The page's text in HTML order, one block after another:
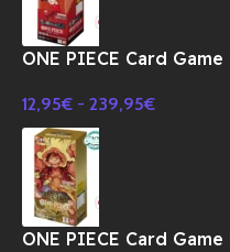
ONE PIECE Card
12,95€ - 239,95€
ONE PIECE Card